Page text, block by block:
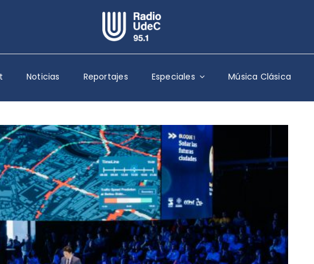
Escuchar Radio UdeC en vivo
Quiénes Somos
Programación
Podcast
Noticias
Reportajes
Columnas
Música Clásica
Especiales
Noticias Reportajes Especiales Música Clásica